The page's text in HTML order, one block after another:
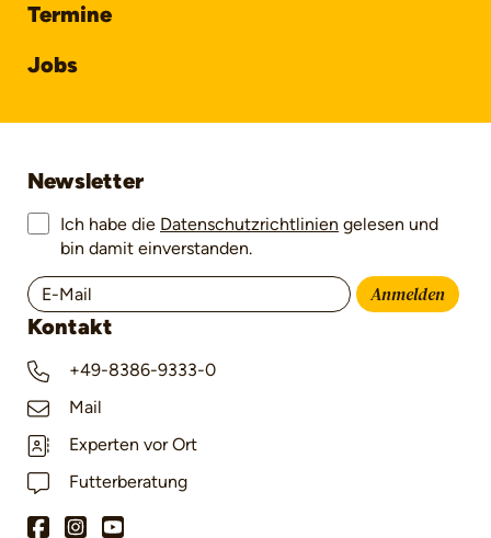
Termine
Jobs
Newsletter
Ich habe die Datenschutzrichtlinien gelesen und
bin damit einverstanden.
Anmelden
Kontakt
+49-8386-9333-0
Mail
Experten vor Ort
Futterberatung